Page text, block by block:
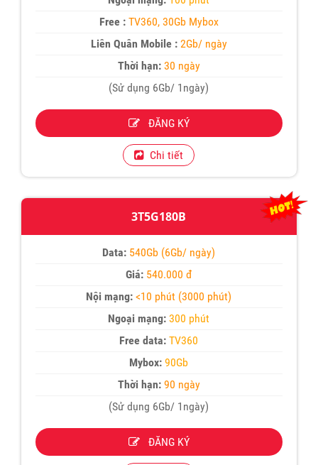
Free : TV360, 30Gb Mybox
Liên Quân Mobile : 2Gb/ ngày
Thời hạn:30 ngày
(Sử dụng 6Gb/ 1ngày)
ĐĂNG KÝ
Chi tiết
3T5G180B
Data: 540Gb (6Gb/ ngày)
Giá: 540.000 đ
Nội mạng: <10 phút (3000 phút)
Ngoại mạng: 300 phút
Free data: TV360
Mybox: 90Gb
Thời hạn:90 ngày
(Sử dụng 6Gb/ 1ngày)
ĐĂNG KÝ